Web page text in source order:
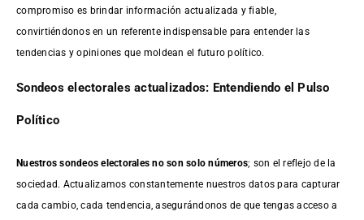
compromiso es brindar información actualizada y fiable,
convirtiéndonos en un referente indispensable para entender las
tendencias y opiniones que moldean el futuro político.
Sondeos electorales actualizados: Entendiendo el Pulso
Político
Nuestros sondeos electorales no son solo números; son el reflejo de la
sociedad. Actualizamos constantemente nuestros datos para capturar
cada cambio, cada tendencia, asegurándonos de que tengas acceso a